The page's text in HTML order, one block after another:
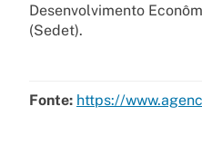
Desenvolvimento
(Sedet).
Fonte: https://